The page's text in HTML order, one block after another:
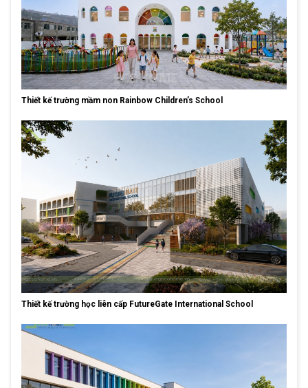
Thiết kế trường mầm non Rainbow Children’s School
Thiết kế trường học liên cấp FutureGate International School